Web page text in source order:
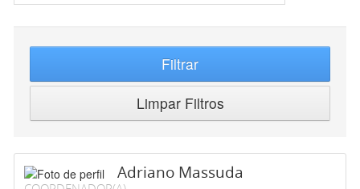
Filtrar
Limpar Filtros
Adriano Massuda